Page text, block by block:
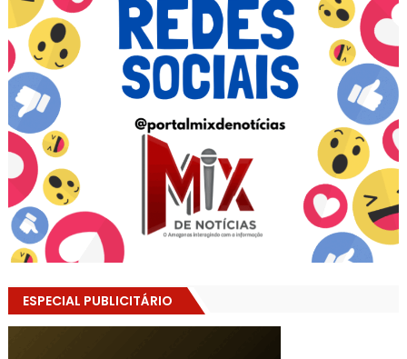
ESPECIAL PUBLICITÁRIO